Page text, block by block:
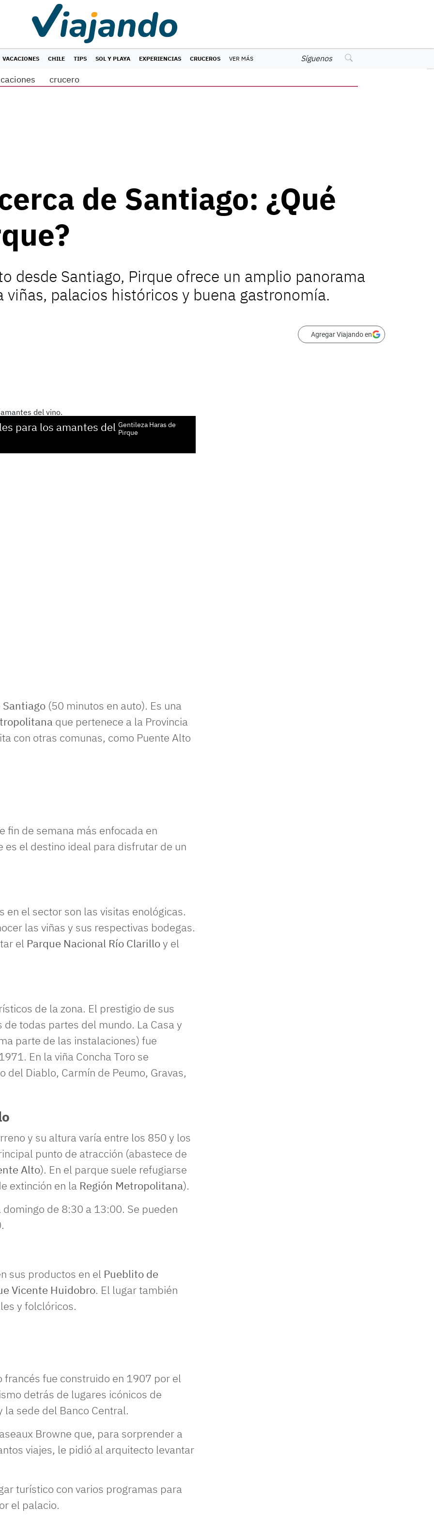
VACACIONES CHILE TIPS SOL Y PLAYA EXPERIENCIAS CRUCEROS VER MÁS Síguenos
crucero
de Santiago: ¿Qué
desde Santiago, Pirque ofrece un amplio panorama
palacios históricos y buena gastronomía.
Agregar Viajando en
para los amantes del Gentileza Haras de
Pirque
Santiago (50 minutos en auto). Es una
que pertenece a la Provincia
con otras comunas, como Puente Alto
fin de semana más enfocada en
es el destino ideal para disfrutar de un
el sector son las visitas enológicas.
las viñas y sus respectivas bodegas.
el Parque Nacional Río Clarilloy el
de la zona. El prestigio de sus
todas partes del mundo. La Casa y
parte de las instalaciones) fue
En la viña Concha Toro se
del Diablo, Carmín de Peumo, Gravas,
y su altura varía entre los 850 y los
punto de atracción (abastece de
Alto). En el parque suele refugiarse
extinción en la Región Metropolitana).
de 8:30 a 13:00. Se pueden
sus productos en el Pueblito de
Vicente Huidobro. El lugar también
y folclóricos.
fue construido en 1907 por el
detrás de lugares icónicos de
la sede del Banco Central.
Browne que, para sorprender a
viajes, le pidió al arquitecto levantar
turístico con varios programas para
el palacio.